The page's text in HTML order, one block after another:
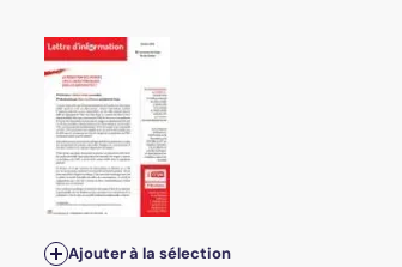
Ajouter à la sélection